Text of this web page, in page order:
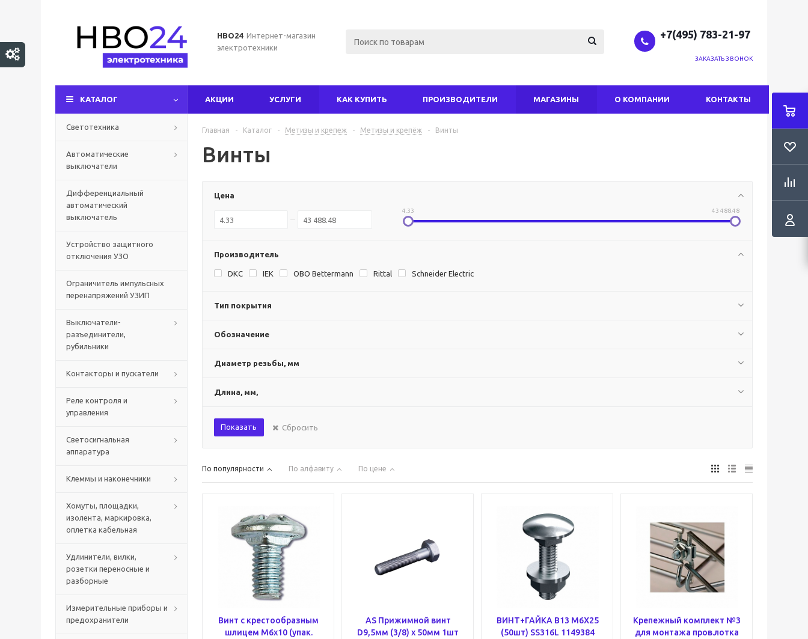
НВО24 Интернет-магазин
электротехники
+7(495) 783-21-97
ЗАКАЗАТЬ ЗВОНОК
КАТАЛОГ АКЦИИ УСЛУГИ КАК КУПИТЬ ПРОИЗВОДИТЕЛИ МАГАЗИНЫ О КОМПАНИИ КОНТАКТЫ
Светотехника
Автоматические
выключатели
Дифференциальный
автоматический
выключатель
Устройство защитного
отключения УЗО
Ограничитель импульсных
перенапряжений УЗИП
Выключатели-
разъединители,
рубильники
Контакторы и пускатели
Реле контроля и
управления
Светосигнальная
аппаратура
Клеммы и наконечники
Хомуты, площадки,
изолента, маркировка,
оплетка кабельная
Удлинители, вилки,
розетки переносные и
разборные
Измерительные приборы и
предохранители
Главная - Каталог - Метизы и крепеж - Метизы и крепёж - Винты
Винты
Цена
4.33 43 488.48
Производитель
DKC IEK OBO Bettermann Rittal Schneider Electric
Тип покрытия
Обозначение
Диаметр резьбы, мм
Длина, мм,
Показать Сбросить
По популярности По алфавиту По цене
Винт с крестообразным
шлицем М6х10 (упак.
AS Прижимной винт
D9,5мм (3/8) х 50мм 1шт
ВИНТ+ГАЙКА B13 M6X25
(50шт) SS316L 1149384
Крепежный комплект №3
для монтажа пров.лотка